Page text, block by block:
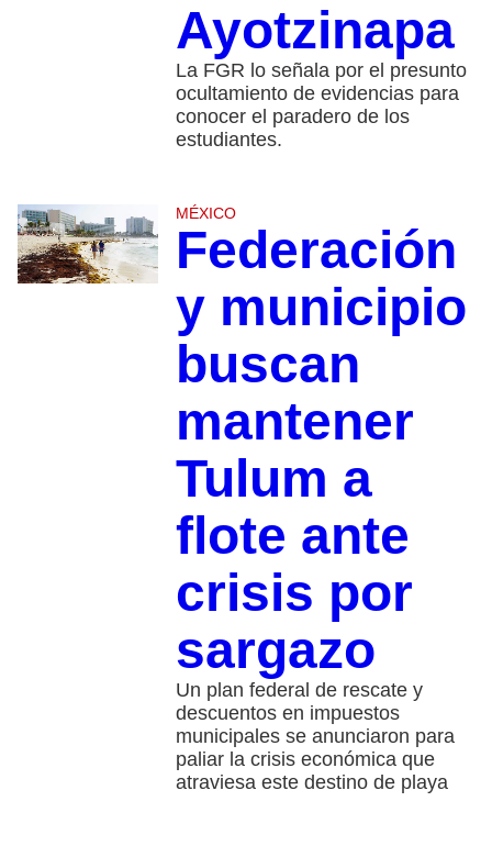
Ayotzinapa
La FGR lo señala por el presunto
ocultamiento de evidencias para
conocer el paradero de los
estudiantes.
MÉXICO
Federación
y municipio
buscan
mantener
Tulum a
flote ante
crisis por
sargazo
Un plan federal de rescate y
descuentos en impuestos
municipales se anunciaron para
paliar la crisis económica que
atraviesa este destino de playa